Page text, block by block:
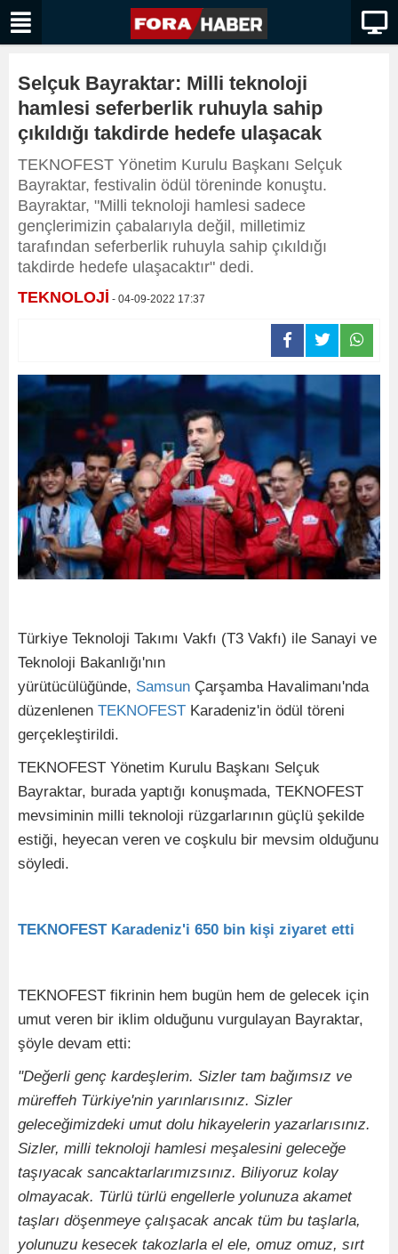
Selçuk Bayraktar: Milli teknoloji
hamlesi seferberlik ruhuyla sahip
çıkıldığı takdirde hedefe ulaşacak
TEKNOFEST Yönetim Kurulu Başkanı Selçuk
Bayraktar, festivalin ödül töreninde konuştu.
Bayraktar, "Milli teknoloji hamlesi sadece
gençlerimizin çabalarıyla değil, milletimiz
tarafından seferberlik ruhuyla sahip çıkıldığı
takdirde hedefe ulaşacaktır" dedi.
TEKNOLOJİ - 04-09-2022 17:37
Türkiye Teknoloji Takımı Vakfı (T3 Vakfı) ile Sanayi ve
Teknoloji Bakanlığı'nın
yürütücülüğünde, Samsun Çarşamba Havalimanı'nda
düzenlenen TEKNOFEST Karadeniz'in ödül töreni
gerçekleştirildi.
TEKNOFEST Yönetim Kurulu Başkanı Selçuk
Bayraktar, burada yaptığı konuşmada, TEKNOFEST
mevsiminin milli teknoloji rüzgarlarının güçlü şekilde
estiği, heyecan veren ve coşkulu bir mevsim olduğunu
söyledi.
TEKNOFEST Karadeniz'i 650 bin kişi ziyaret etti
TEKNOFEST fikrinin hem bugün hem de gelecek için
umut veren bir iklim olduğunu vurgulayan Bayraktar,
şöyle devam etti:
"Değerli genç kardeşlerim. Sizler tam bağımsız ve
müreffeh Türkiye'nin yarınlarısınız. Sizler
geleceğimizdeki umut dolu hikayelerin yazarlarısınız.
Sizler, milli teknoloji hamlesi meşalesini geleceğe
taşıyacak sancaktarlarımızsınız. Biliyoruz kolay
olmayacak. Türlü türlü engellerle yolunuza akamet
taşları döşenmeye çalışacak ancak tüm bu taşlarla,
yolunuzu kesecek takozlarla el ele, omuz omuz, sırt